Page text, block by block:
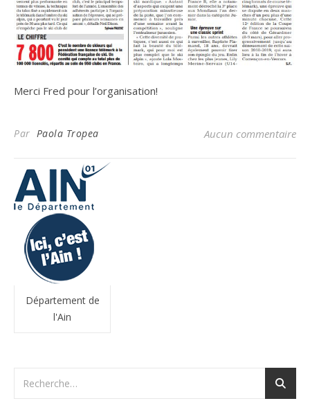
Merci Fred pour l’organisation!
Par Paola Tropea Aucun commentaire
Département de
l'Ain